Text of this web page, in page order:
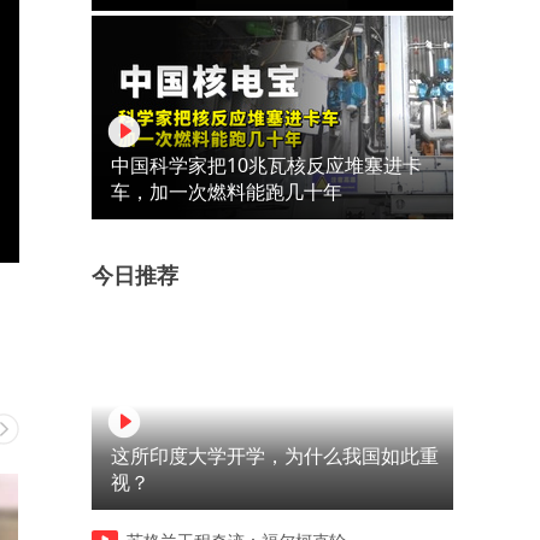
中国科学家把10兆瓦核反应堆塞进卡
车，加一次燃料能跑几十年
今日推荐
这所印度大学开学，为什么我国如此重
视？